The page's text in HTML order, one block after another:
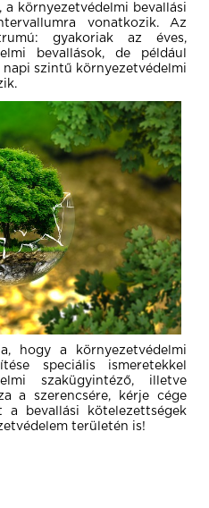
a környezetvédelmi bevallási
vonatkozik. Az
gyakoriak az éves,
bevallások, de például
napi szintű környezetvédelmi
hogy a környezetvédelmi
speciális ismeretekkel
szakügyintéző, illetve
a szerencsére, kérje cége
a bevallási kötelezettségek
területén is!